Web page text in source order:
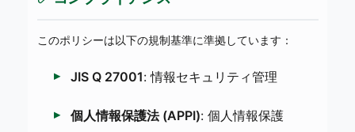
このポリシーは以下の規制基準に準拠しています：
JIS Q 27001: 情報セキュリティ管理
個人情報保護法 (APPI): 個人情報保護